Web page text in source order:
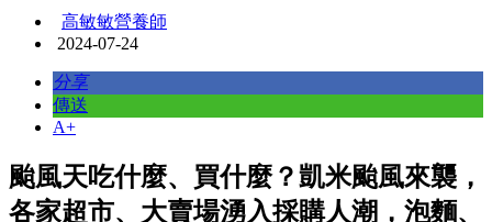
高敏敏營養師
2024-07-24
分享
傳送
A+
颱風天吃什麼、買什麼？凱米颱風來襲，
各家超市、大賣場湧入採購人潮，泡麵、